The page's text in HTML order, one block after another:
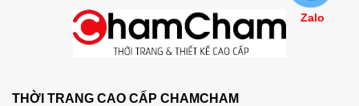
THỜI TRANG CAO CẤP CHAMCHAM
Zalo